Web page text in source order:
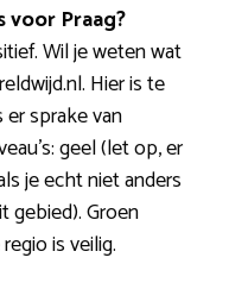
voor Praag?
Wil je weten wat
Hier is te
sprake van
geel (let op, er
je echt niet anders
gebied). Groen
is veilig.